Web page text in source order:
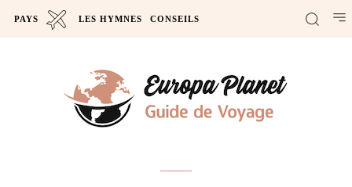
PAYS LES HYMNES CONSEILS